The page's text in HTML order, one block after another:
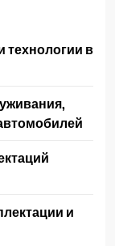
технологии в
и